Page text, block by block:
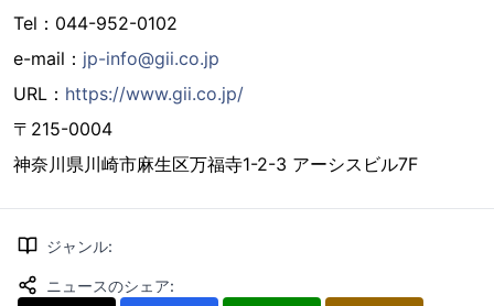
Tel：044-952-0102
e-mail： jp-info@gii.co.jp
URL： https://www.gii.co.jp/
〒215-0004
神奈川県川崎市麻生区万福寺1-2-3 アーシスビル7F
ジャンル:
ニュースのシェア: